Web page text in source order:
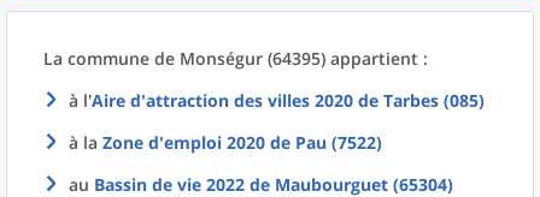
La commune de Monségur (64395) appartient :
à l'Aire d'attraction des villes 2020 de Tarbes (085)
à la Zone d'emploi 2020 de Pau (7522)
au Bassin de vie 2022 de Maubourguet (65304)